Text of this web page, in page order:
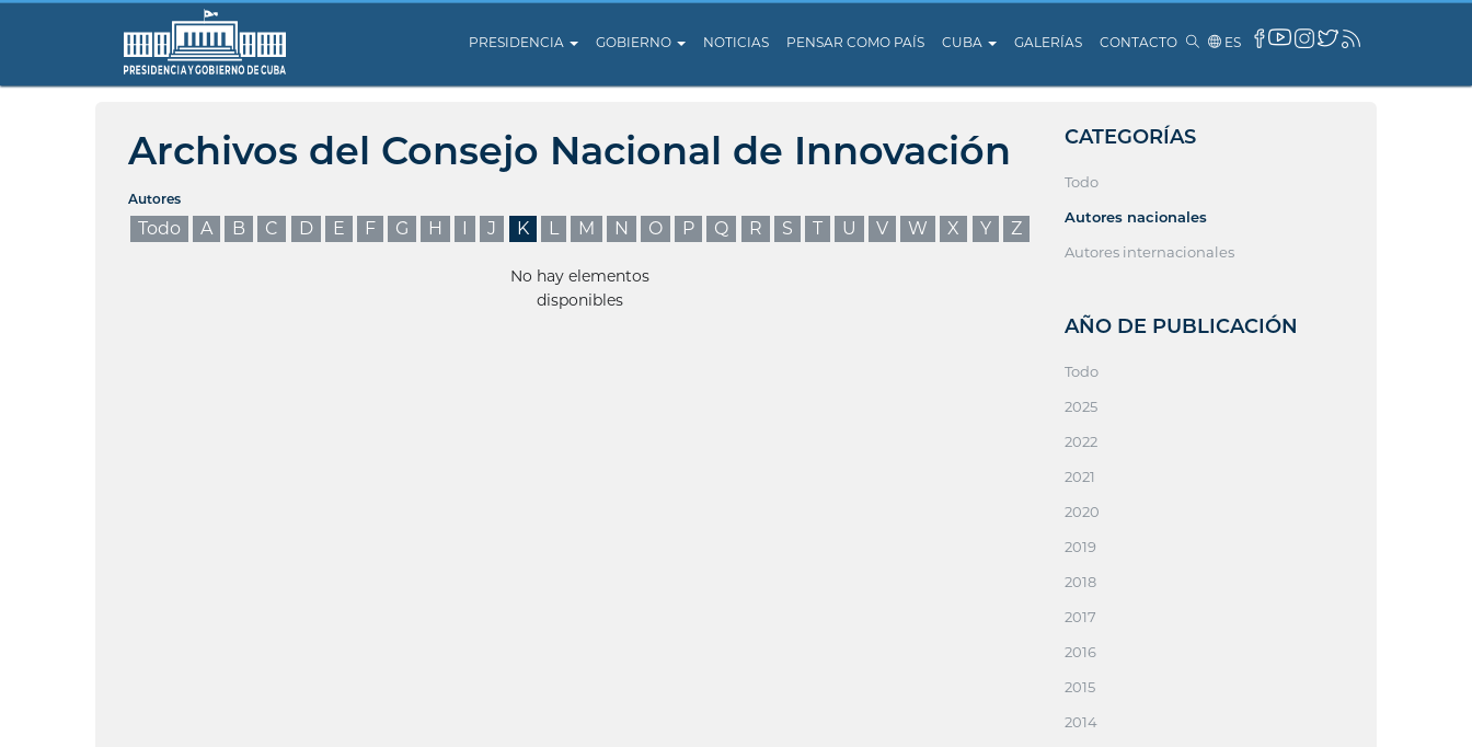
PRESIDENCIA GOBIERNO NOTICIAS PENSAR COMO PAÍS CUBA GALERÍAS CONTACTO ES
Archivos del Consejo Nacional de Innovación
Autores
Todo A B C D E F G H I J K L M N O P Q R S T U V W X Y Z
No hay elementos
disponibles
CATEGORÍAS
Todo
Autores nacionales
Autores internacionales
AÑO DE PUBLICACIÓN
Todo
2025
2022
2021
2020
2019
2018
2017
2016
2015
2014